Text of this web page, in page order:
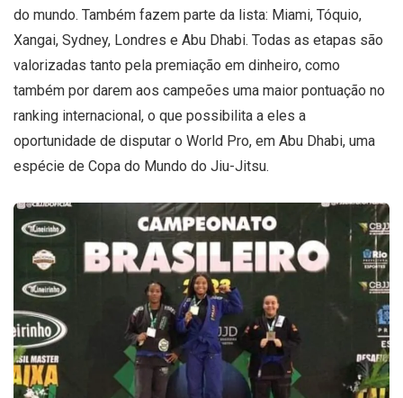
do mundo. Também fazem parte da lista: Miami, Tóquio,
Xangai, Sydney, Londres e Abu Dhabi. Todas as etapas são
valorizadas tanto pela premiação em dinheiro, como
também por darem aos campeões uma maior pontuação no
ranking internacional, o que possibilita a eles a
oportunidade de disputar o World Pro, em Abu Dhabi, uma
espécie de Copa do Mundo do Jiu-Jitsu.